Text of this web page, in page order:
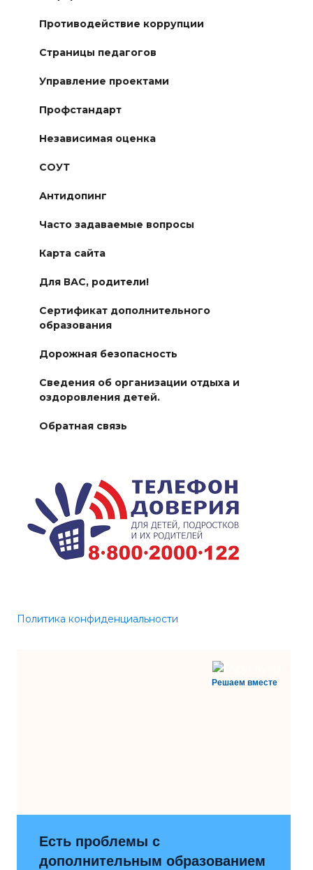
Противодействие коррупции
Страницы педагогов
Управление проектами
Профстандарт
Независимая оценка
СОУТ
Антидопинг
Часто задаваемые вопросы
Карта сайта
Для ВАС, родители!
Сертификат дополнительного
образования
Дорожная безопасность
Сведения об организации отдыха и
оздоровления детей.
Обратная связь
Политика конфиденциальности
Решаем вместе
Есть проблемы с
дополнительным образованием